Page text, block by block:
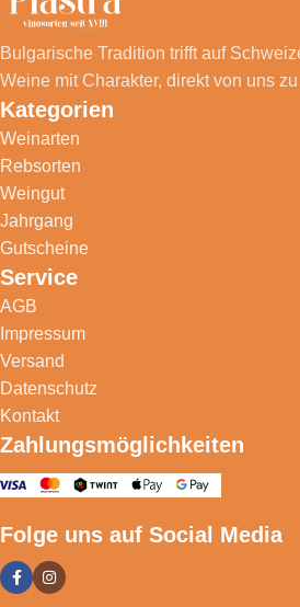
Bulgarische Tradition trifft auf
Weine mit Charakter, direkt von uns zu
Kategorien
Weinarten
Rebsorten
Weingut
Jahrgang
Gutscheine
Service
AGB
Impressum
Versand
Datenschutz
Kontakt
Zahlungsmöglichkeiten
Folge uns auf Social Media